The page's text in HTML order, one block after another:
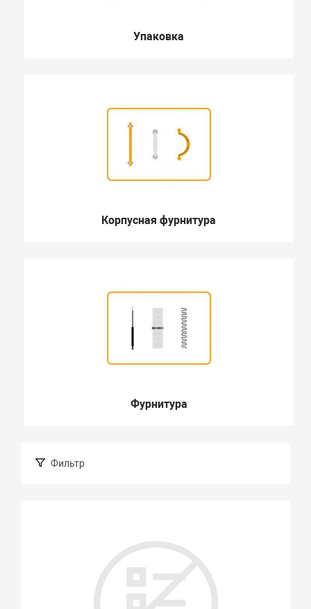
Упаковка
Корпусная фурнитура
Фурнитура
Фильтр